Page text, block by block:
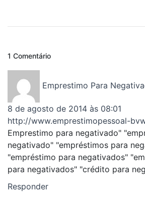
1 Comentário
Emprestimo Para
8 de agosto de 2014 às 08:01
http://www.emprestimopessoal-
Emprestimo para negativado"
negativado" "empréstimos para
"empréstimo para negativados"
para negativados" "crédito para
Responder